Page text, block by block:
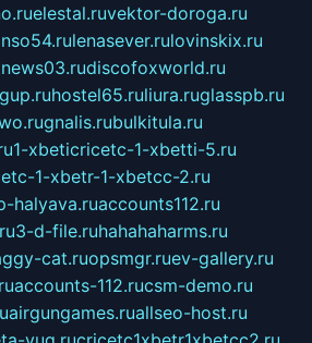
elestal.ruvektor-doroga.ru
lenasever.rulovinskix.ru
discofoxworld.ru
hostel65.ruliura.ruglasspb.ru
gnalis.rubulkitula.ru
1-xbeticricetc-1-xbetti-5.ru
1-xbetr-1-xbetcc-2.ru
halyava.ruaccounts112.ru
3-d-file.ruhahahaharms.ru
cat.ruopsmgr.ruev-gallery.ru
accounts-112.rucsm-demo.ru
airgungames.ruallseo-host.ru